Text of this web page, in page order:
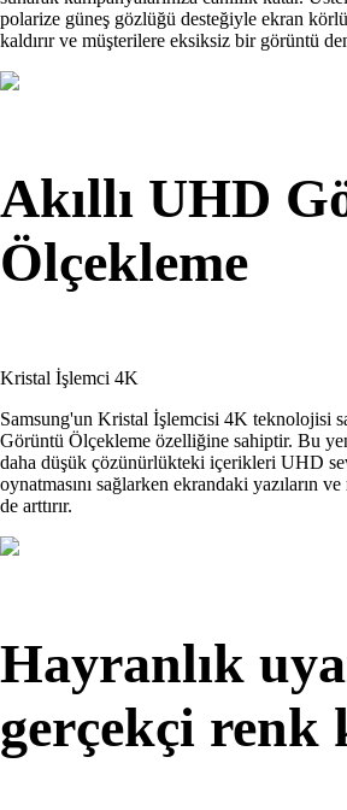
polarize güneş gözlüğü desteğiyle ekran
kaldırır ve müşterilere eksiksiz bir görüntü
Akıllı UHD
Ölçekleme
Kristal İşlemci 4K
Samsung'un Kristal İşlemcisi 4K teknolojisi
Görüntü Ölçekleme özelliğine sahiptir. Bu
daha düşük çözünürlükteki içerikleri UHD
oynatmasını sağlarken ekrandaki yazıların
de arttırır.
Hayranlık
gerçekçi renk